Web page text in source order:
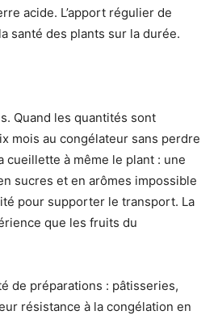
acide. L’apport régulier de
santé des plants sur la durée.
Quand les quantités sont
mois au congélateur sans perdre
à même le plant : une
sucres et en arômes impossible
pour supporter le transport. La
que les fruits du
de préparations : pâtisseries,
résistance à la congélation en